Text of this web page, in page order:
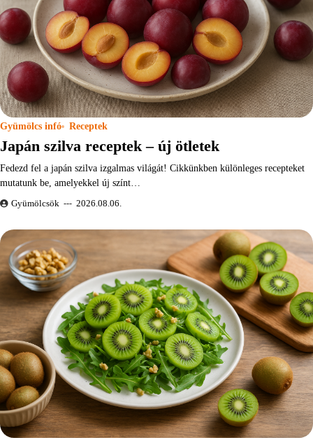
Gyümölcs infó Receptek
Japán szilva receptek – új ötletek
Fedezd fel a japán szilva izgalmas világát! Cikkünkben különleges recepteket
mutatunk be, amelyekkel új színt…
Gyümölcsök 2026.08.06.